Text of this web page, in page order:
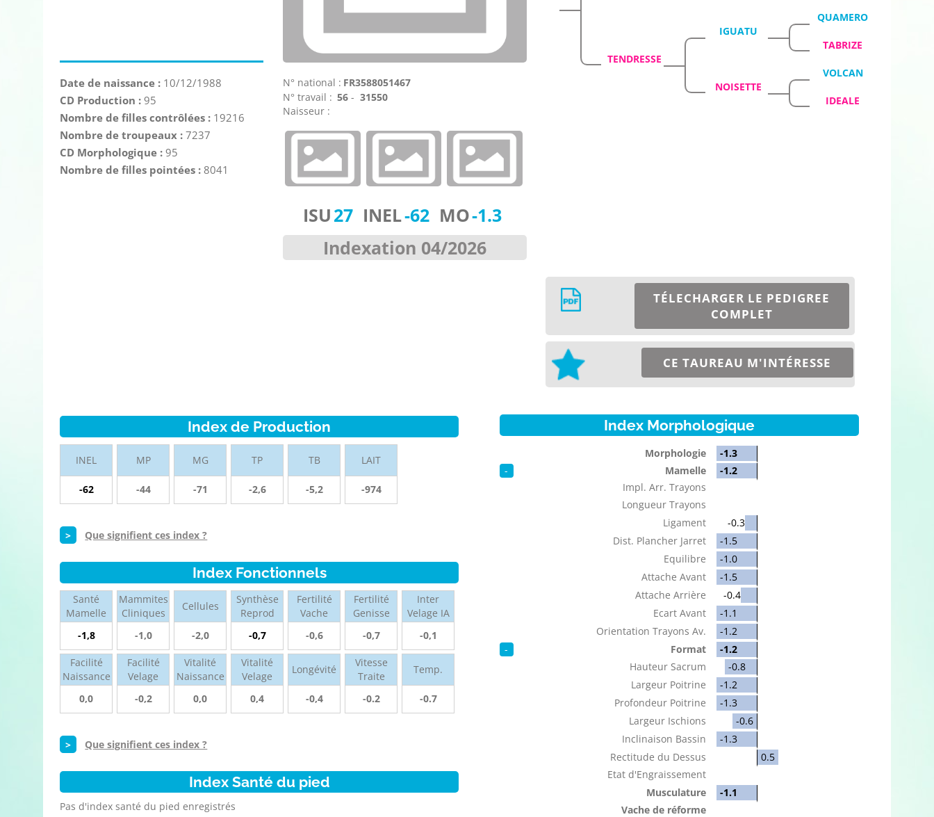
Date de naissance : 10/12/1988
CD Production :95
Nombre de filles contrôlées : 19216
Nombre de troupeaux :7237
CD Morphologique :95
Nombre de filles pointées :8041
N° national : FR3588051467
N° travail : 56 - 31550
Naisseur :
ISU27 INEL-62 MO-1.3
Indexation 04/2026
TENDRESSE
IGUATU
QUAMERO
TABRIZE
NOISETTE
VOLCAN
IDEALE
TÉLECHARGER LE PEDIGREE
COMPLET
CE TAUREAU M'INTÉRESSE
Index de Production
INEL
-62
MP
-44
MG
-71
TP
-2,6
TB
-5,2
LAIT
-974
> Que signifient ces index ?
Index Fonctionnels
Santé
Mamelle
-1,8
Mammites
Cliniques
-1,0
Cellules
-2,0
Synthèse
Reprod
-0,7
Fertilité
Vache
-0,6
Fertilité
Genisse
-0,7
Inter
Velage IA
-0,1
Facilité
Naissance
0,0
Facilité
Velage
-0,2
Vitalité
Naissance
0,0
Vitalité
Velage
0,4
Longévité
-0,4
Vitesse
Traite
-0.2
Temp.
-0.7
> Que signifient ces index ?
Index Santé du pied
Pas d'index santé du pied enregistrés
Index Morphologique
Morphologie
-1.3
-
Mamelle
-1.2
Impl. Arr. Trayons
Longueur Trayons
Ligament
-0.3
Dist. Plancher Jarret
-1.5
Equilibre
-1.0
Attache Avant
-1.5
Attache Arrière
-0.4
Ecart Avant
-1.1
Orientation Trayons Av.
-1.2
-
Format
-1.2
Hauteur Sacrum
-0.8
Largeur Poitrine
-1.2
Profondeur Poitrine
-1.3
Largeur Ischions
-0.6
Inclinaison Bassin
-1.3
Rectitude du Dessus
0.5
Etat d'Engraissement
Musculature
-1.1
Vache de réforme